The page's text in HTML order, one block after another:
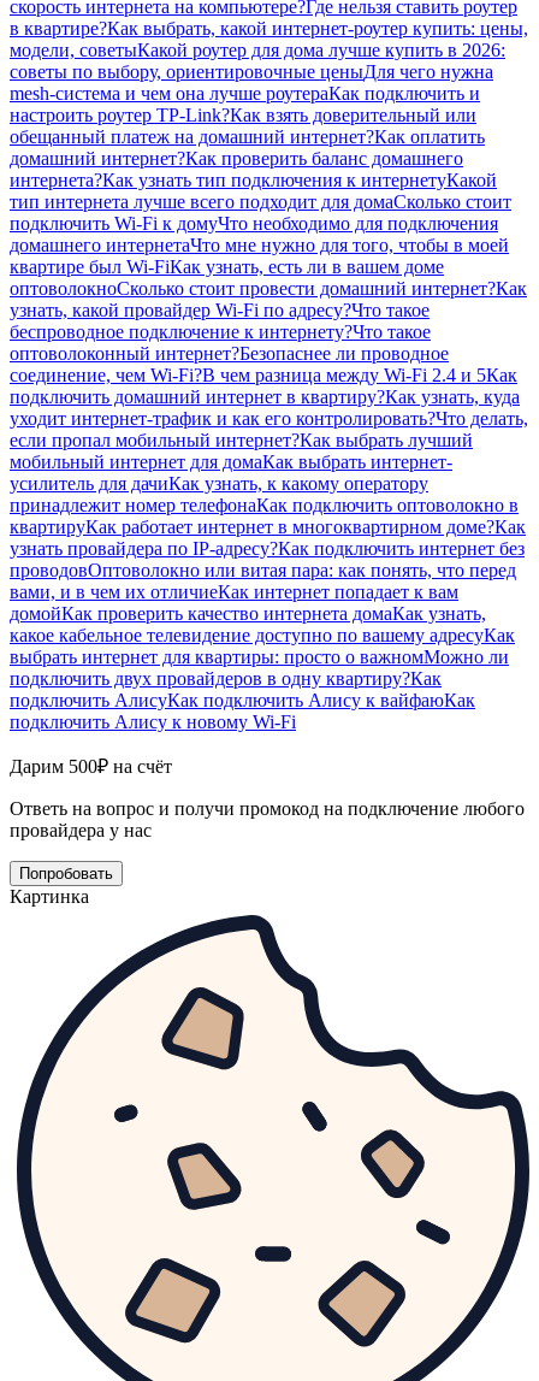
скорость интернета на компьютере?Где нельзя ставить роутер
в квартире?Как выбрать, какой интернет-роутер купить: цены,
модели, советыКакой роутер для дома лучше купить в 2026:
советы по выбору, ориентировочные ценыДля чего нужна
mesh-система и чем она лучше роутераКак подключить и
настроить роутер TP-Link?Как взять доверительный или
обещанный платеж на домашний интернет?Как оплатить
домашний интернет?Как проверить баланс домашнего
интернета?Как узнать тип подключения к интернетуКакой
тип интернета лучше всего подходит для домаСколько стоит
подключить Wi-Fi к домуЧто необходимо для подключения
домашнего интернетаЧто мне нужно для того, чтобы в моей
квартире был Wi-FiКак узнать, есть ли в вашем доме
оптоволокноСколько стоит провести домашний интернет?Как
узнать, какой провайдер Wi-Fi по адресу?Что такое
беспроводное подключение к интернету?Что такое
оптоволоконный интернет?Безопаснее ли проводное
соединение, чем Wi-Fi?В чем разница между Wi-Fi 2.4 и 5Как
подключить домашний интернет в квартиру?Как узнать, куда
уходит интернет-трафик и как его контролировать?Что делать,
если пропал мобильный интернет?Как выбрать лучший
мобильный интернет для домаКак выбрать интернет-
усилитель для дачиКак узнать, к какому оператору
принадлежит номер телефонаКак подключить оптоволокно в
квартируКак работает интернет в многоквартирном доме?Как
узнать провайдера по IP-адресу?Как подключить интернет без
проводовОптоволокно или витая пара: как понять, что перед
вами, и в чем их отличиеКак интернет попадает к вам
домойКак проверить качество интернета домаКак узнать,
какое кабельное телевидение доступно по вашему адресуКак
выбрать интернет для квартиры: просто о важномМожно ли
подключить двух провайдеров в одну квартиру?Как
подключить АлисуКак подключить Алису к вайфаюКак
подключить Алису к новому Wi-Fi
Дарим 500₽ на счёт
Ответь на вопрос и получи промокод на подключение любого
провайдера у нас
Попробовать
Картинка